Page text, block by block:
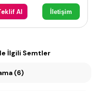
Al İletişim
İlgili Semtler
(6)